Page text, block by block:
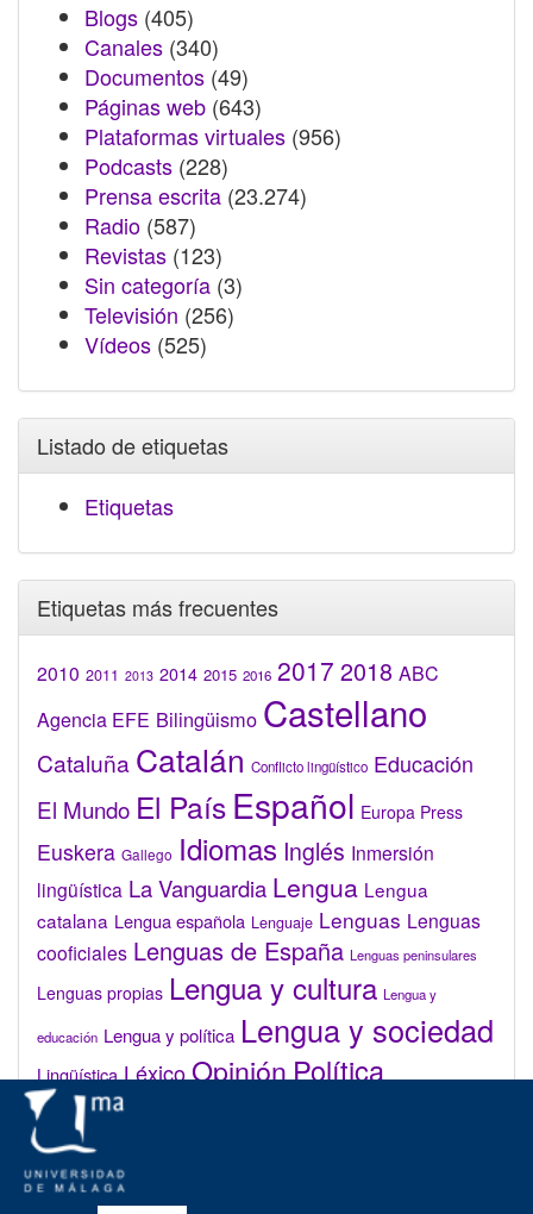
Blogs (405)
Canales (340)
Documentos (49)
Páginas web (643)
Plataformas virtuales (956)
Podcasts (228)
Prensa escrita (23.274)
Radio (587)
Revistas (123)
Sin categoría (3)
Televisión (256)
Vídeos (525)
Listado de etiquetas
Etiquetas
Etiquetas más frecuentes
2010 2011 2013 2014 2015 2016 2017 2018 ABC
Agencia EFE Bilingüismo Castellano
Cataluña Catalán Conflicto lingüístico Educación
El Mundo El País Español Europa Press
Euskera Gallego Idiomas Inglés Inmersión
lingüística La Vanguardia Lengua Lengua
catalana Lengua española Lenguaje Lenguas Lenguas
cooficiales Lenguas de España Lenguas peninsulares
Lenguas propias Lengua y cultura Lengua y
educación Lengua y política Lengua y sociedad
Lingüística LéxicoOpiniónPolítica
lingüística
Valenciano